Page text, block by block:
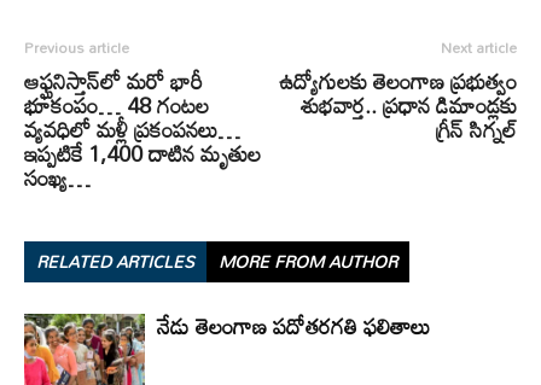
Previous article
ఆఫ్ఘనిస్తాన్‌లో మరో భారీ
భూకంపం… 48 గంటల
వ్యవధిలో మళ్లీ ప్రకంపనలు…
ఇప్పటికే 1,400 దాటిన మృతుల
సంఖ్య…
Next article
ఉద్యోగులకు తెలంగాణ ప్రభుత్వం
శుభవార్త.. ప్రధాన డిమాండ్లకు
గ్రీన్‌ సిగ్నల్‌
RELATED ARTICLES MORE FROM AUTHOR
నేడు తెలంగాణ పదోతరగతి ఫలితాలు